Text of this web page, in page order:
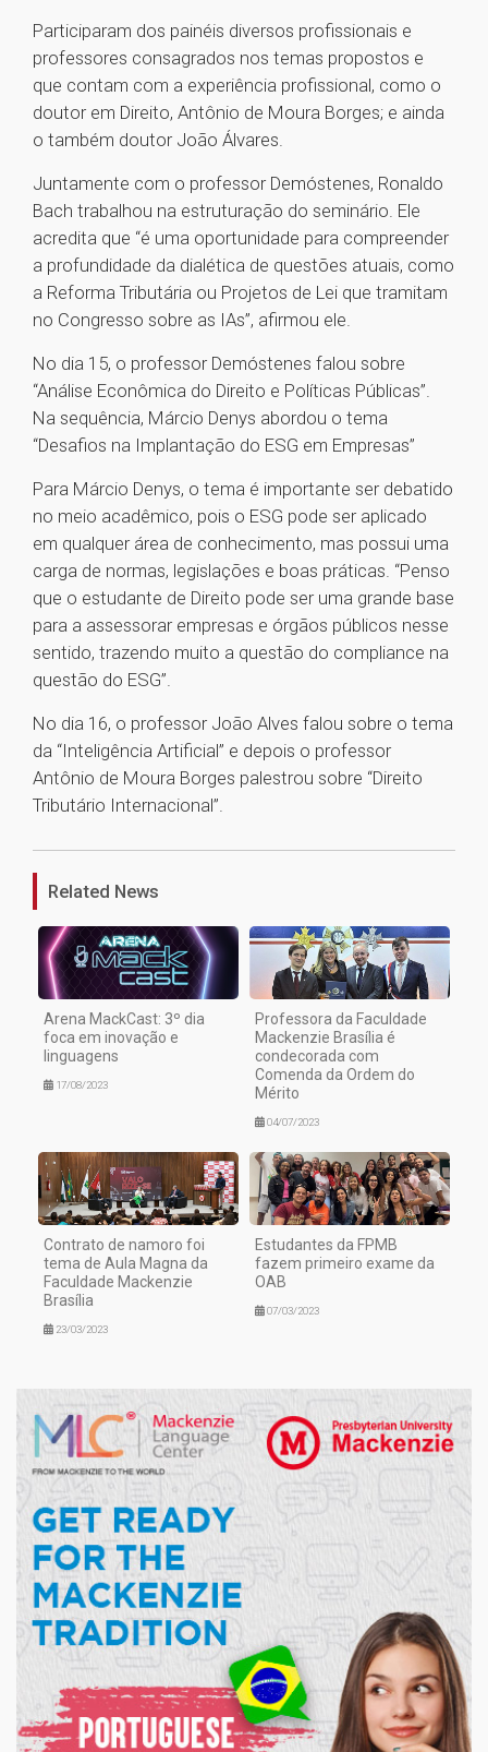
Participaram dos painéis diversos profissionais e
professores consagrados nos temas propostos e
que contam com a experiência profissional, como o
doutor em Direito, Antônio de Moura Borges; e ainda
o também doutor João Álvares.
Juntamente com o professor Demóstenes, Ronaldo
Bach trabalhou na estruturação do seminário. Ele
acredita que “é uma oportunidade para compreender
a profundidade da dialética de questões atuais, como
a Reforma Tributária ou Projetos de Lei que tramitam
no Congresso sobre as IAs”, afirmou ele.
No dia 15, o professor Demóstenes falou sobre
“Análise Econômica do Direito e Políticas Públicas”.
Na sequência, Márcio Denys abordou o tema
“Desafios na Implantação do ESG em Empresas”
Para Márcio Denys, o tema é importante ser debatido
no meio acadêmico, pois o ESG pode ser aplicado
em qualquer área de conhecimento, mas possui uma
carga de normas, legislações e boas práticas. “Penso
que o estudante de Direito pode ser uma grande base
para a assessorar empresas e órgãos públicos nesse
sentido, trazendo muito a questão do compliance na
questão do ESG”.
No dia 16, o professor João Alves falou sobre o tema
da “Inteligência Artificial” e depois o professor
Antônio de Moura Borges palestrou sobre “Direito
Tributário Internacional”.
Related News
Arena MackCast: 3º dia
foca em inovação e
linguagens
17/08/2023
Professora da Faculdade
Mackenzie Brasília é
condecorada com
Comenda da Ordem do
Mérito
04/07/2023
Contrato de namoro foi
tema de Aula Magna da
Faculdade Mackenzie
Brasília
23/03/2023
Estudantes da FPMB
fazem primeiro exame da
OAB
07/03/2023